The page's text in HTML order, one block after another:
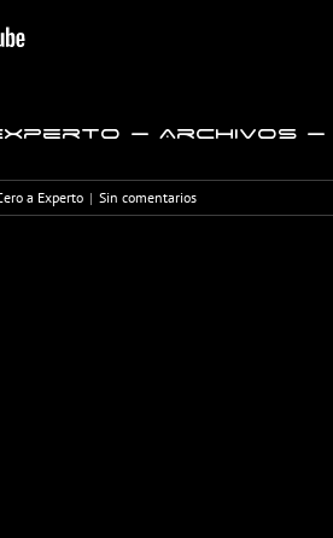
– Archivos –
a Experto | Sin comentarios